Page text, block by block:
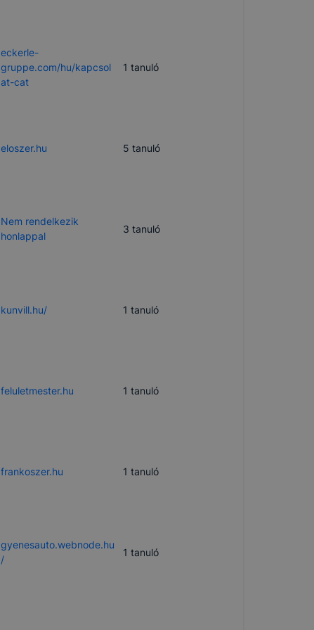
eckerle-
gruppe.com/hu/kapcsol
at-cat
1 tanuló
eloszer.hu 5 tanuló
Nem rendelkezik
honlappal
3 tanuló
kunvill.hu/ 1 tanuló
feluletmester.hu 1 tanuló
frankoszer.hu 1 tanuló
gyenesauto.webnode.hu
/
1 tanuló